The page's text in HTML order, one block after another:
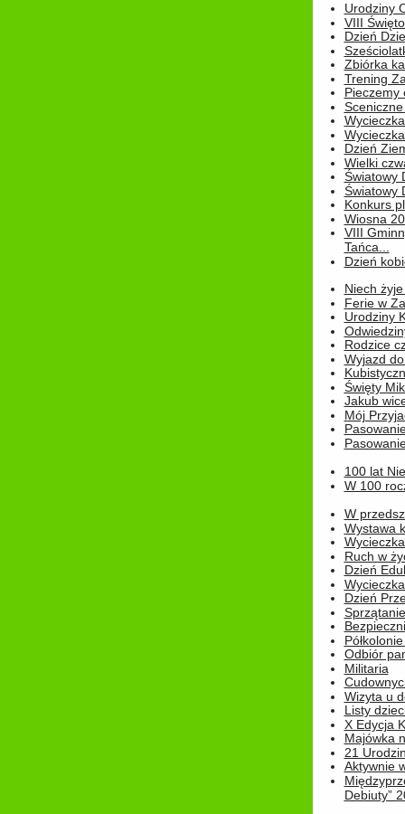
Urodziny
VIII
Dzień
Zbiórka
Trening
Pieczemy
Dzień
Wielki
Światowy
Światowy
Konkurs
Wiosna
VIII
Tańca...
Dzień
Niech
Ferie w
Urodziny
Rodzice
Wyjazd
Święty
Jakub
Mój
100 lat
W 100
W
Wystawa
Ruch w
Dzień
Dzień
Odbiór
Militaria
Wizyta u
Listy
X Edycja
Majówka
21
Aktywnie
Debiuty”